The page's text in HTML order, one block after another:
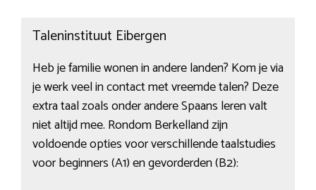
Taleninstituut Eibergen
Heb je familie wonen in andere landen? Kom je via
je werk veel in contact met vreemde talen? Deze
extra taal zoals onder andere Spaans leren valt
niet altijd mee. Rondom Berkelland zijn
voldoende opties voor verschillende taalstudies
voor beginners (A1) en gevorderden (B2):